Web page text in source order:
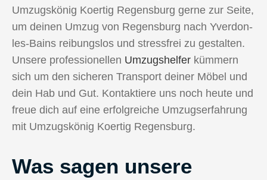
Umzugskönig Koertig Regensburg gerne zur Seite,
um deinen Umzug von Regensburg nach Yverdon-
les-Bains reibungslos und stressfrei zu gestalten.
Unsere professionellen Umzugshelfer kümmern
sich um den sicheren Transport deiner Möbel und
dein Hab und Gut. Kontaktiere uns noch heute und
freue dich auf eine erfolgreiche Umzugserfahrung
mit Umzugskönig Koertig Regensburg.
Was sagen unsere